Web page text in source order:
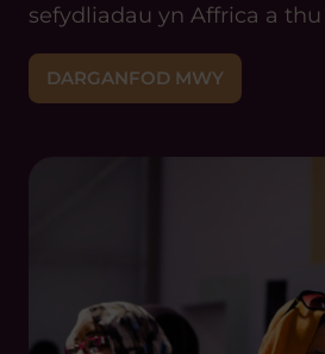
sefydliadau yn Affrica a
DARGANFOD MWY